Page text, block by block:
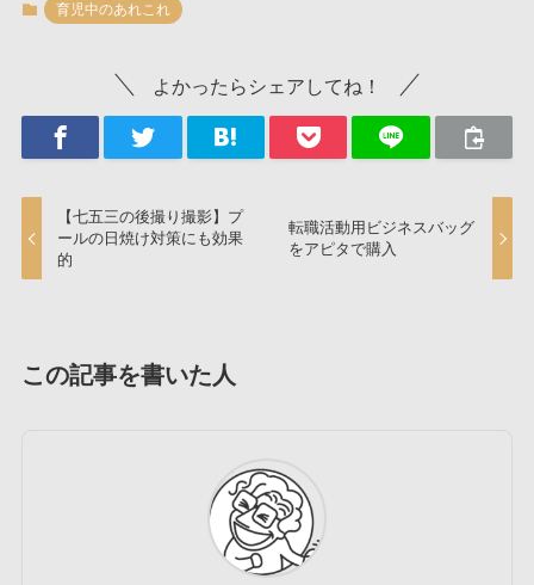
育児中のあれこれ
よかったらシェアしてね！
【七五三の後撮り撮影】プ
ールの日焼け対策にも効果
的
転職活動用ビジネスバッグ
をアピタで購入
この記事を書いた人